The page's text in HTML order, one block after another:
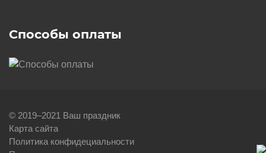
Способы оплаты
© 2019–2021 Ваш праздник
Карта сайта
Политика конфидециальности